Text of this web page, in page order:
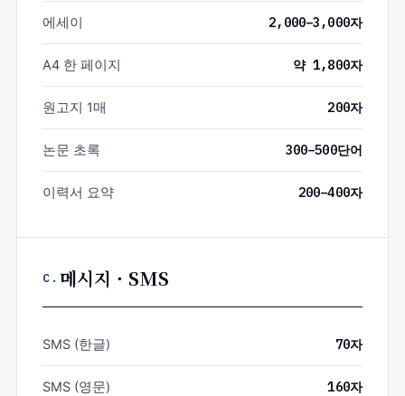
에세이 2,000–3,000자
A4 한 페이지 약 1,800자
원고지 1매 200자
논문 초록 300–500단어
이력서 요약 200–400자
C. 메시지 · SMS
SMS (한글) 70자
SMS (영문) 160자